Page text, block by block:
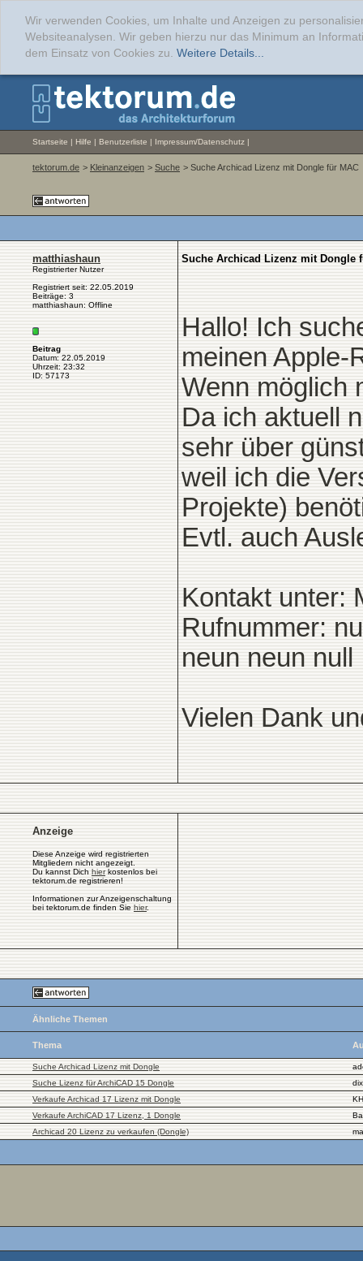
Wir verwenden Cookies, um Inhalte und Anzeigen zu
Websiteanalysen. Wir geben hierzu nur das Minimum an
dem Einsatz von Cookies zu. Weitere Details...
Startseite | Hilfe | Benutzerliste | Impressum/Datenschutz |
tektorum.de > Kleinanzeigen > Suche > Suche Archicad Lizenz mit Dongle für MAC
matthiashaun
Registrierter Nutzer
Registriert seit: 22.05.2019
Beiträge: 3
matthiashaun: Offline
Beitrag
Datum: 22.05.2019
Uhrzeit: 23:32
ID: 57173
Suche Archicad Lizenz mit Dongle
Hallo! Ich
meinen Apple-
Wenn möglich
Da ich aktuell
sehr über
weil ich die
Projekte)
Evtl. auch
Kontakt unter:
Rufnummer:
neun neun null
Vielen Dank
Anzeige
Diese Anzeige wird registrierten
Mitgliedern nicht angezeigt.
Du kannst Dich hierkostenlos bei
tektorum.de registrieren!
Informationen zur Anzeigenschaltung
bei tektorum.de finden Sie hier.
Ähnliche Themen
Thema
Suche Archicad Lizenz mit Dongle
Suche Lizenz für ArchiCAD 15 Dongle
Verkaufe Archicad 17 Lizenz mit Dongle
Verkaufe ArchiCAD 17 Lizenz, 1 Dongle
Archicad 20 Lizenz zu verkaufen (Dongle)